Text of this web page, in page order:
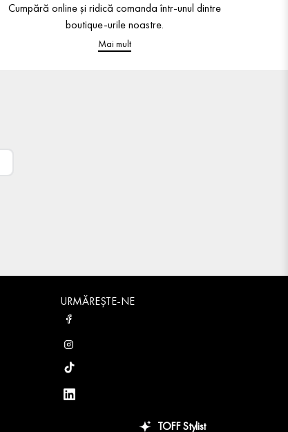
Cumpără online și ridică comanda într-unul dintre
boutique-urile noastre.
Mai mult
URMĂREȘTE-NE
TOFF Stylist